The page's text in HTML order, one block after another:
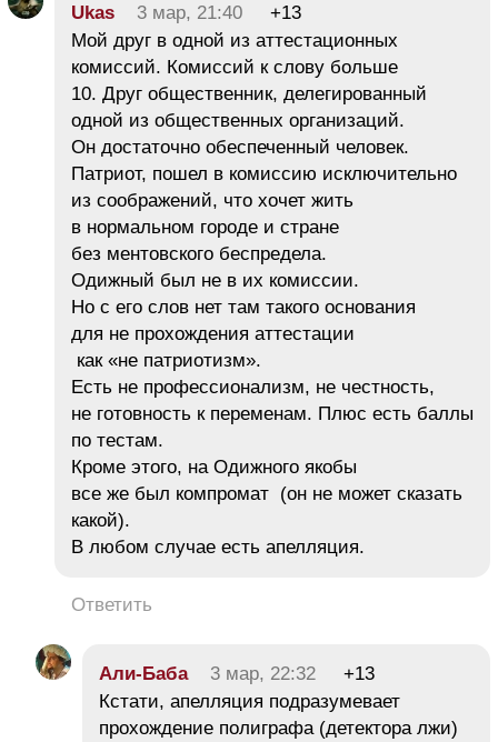
Ukas 3 мар, 21:40
+13
Мой друг в одной из аттестационных
комиссий. Комиссий к слову больше
10. Друг общественник, делегированный
одной из общественных организаций.
Он достаточно обеспеченный человек.
Патриот, пошел в комиссию исключительно
из соображений, что хочет жить
в нормальном городе и стране
без ментовского беспредела.
Одижный был не в их комиссии.
Но с его слов нет там такого основания
для не прохождения аттестации
как «не патриотизм».
Есть не профессионализм, не честность,
не готовность к переменам. Плюс есть баллы
по тестам.
Кроме этого, на Одижного якобы
все же был компромат (он не может сказать
какой).
В любом случае есть апелляция.
Ответить
Али-Баба 3 мар, 22:32
+13
Кстати, апелляция подразумевает
прохождение полиграфа (детектора лжи)